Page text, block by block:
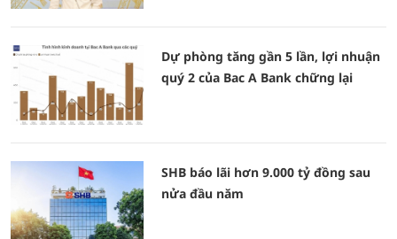
Dự phòng tăng gần 5 lần, lợi nhuận
quý 2 của Bac A Bank chững lại
SHB báo lãi hơn 9.000 tỷ đồng sau
nửa đầu năm